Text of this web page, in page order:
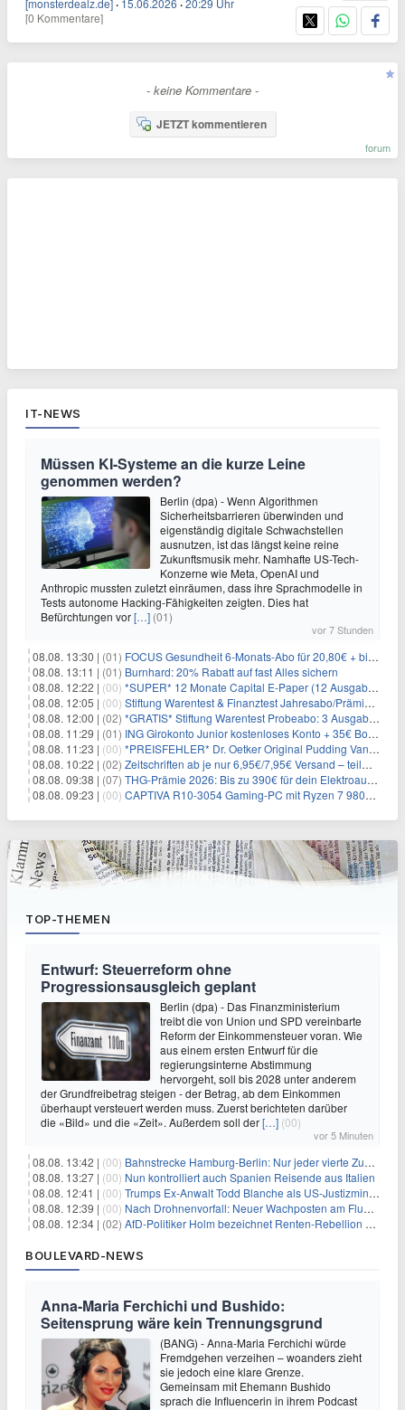
[monsterdealz.de] · 15.06.2026 ·20:29 Uhr
[0 Kommentare]
- keine Kommentare -
JETZT kommentieren
forum
IT-NEWS
Müssen KI-Systeme an die kurze Leine
genommen werden?
Berlin (dpa) - Wenn Algorithmen
Sicherheitsbarrieren überwinden und
eigenständig digitale Schwachstellen
ausnutzen, ist das längst keine reine
Zukunftsmusik mehr. Namhafte US-Tech-
Konzerne wie Meta, OpenAI und
Anthropic mussten zuletzt einräumen, dass ihre Sprachmodelle in
Tests autonome Hacking-Fähigkeiten zeigten. Dies hat
Befürchtungen vor[…] (01)
vor 7 Stunden
08.08. 13:30 | (01) FOCUS Gesundheit 6-Monats-Abo für 20,80€ + bis zu 20€ Prämie
08.08. 13:11 | (01) Burnhard: 20% Rabatt auf fast Alles sichern
08.08. 12:22 | (00) *SUPER* 12 Monate Capital E-Paper (12 Ausgaben) für NUR 7€ (statt 80,04€)
08.08. 12:05 | (00) Stiftung Warentest & Finanztest Jahresabo/Prämienabo für 35€ + Buchprämie
08.08. 12:00 | (02) *GRATIS* Stiftung Warentest Probeabo: 3 Ausgaben gratis im Wert von 25,20€
08.08. 11:29 | (01) ING Girokonto Junior kostenloses Konto + 35€ Bonus
08.08. 11:23 | (00) *PREISFEHLER* Dr. Oetker Original Pudding Vanille 22er-Pack für 2,97€
08.08. 10:22 | (02) Zeitschriften ab je nur 6,95€/7,95€ Versand – teilweise selbstkündigend!
08.08. 09:38 | (07) THG-Prämie 2026: Bis zu 390€ für dein Elektroauto mit geld-fuer-eAuto.de
08.08. 09:23 | (00) CAPTIVA R10-3054 Gaming-PC mit Ryzen 7 9800X3D und RTX 5080 für 2.599€
TOP-THEMEN
Entwurf: Steuerreform ohne
Progressionsausgleich geplant
Berlin (dpa) - Das Finanzministerium
treibt die von Union und SPD vereinbarte
Reform der Einkommensteuer voran. Wie
aus einem ersten Entwurf für die
regierungsinterne Abstimmung
hervorgeht, soll bis 2028 unter anderem
der Grundfreibetrag steigen - der Betrag, ab dem Einkommen
überhaupt versteuert werden muss. Zuerst berichteten darüber
die «Bild» und die «Zeit». Außerdem soll der[…] (00)
vor 5 Minuten
08.08. 13:42 | (00) Bahnstrecke Hamburg-Berlin: Nur jeder vierte Zug pünktlich
08.08. 13:27 | (00) Nun kontrolliert auch Spanien Reisende aus Italien
08.08. 12:41 | (00) Trumps Ex-Anwalt Todd Blanche als US-Justizminister bestätigt
08.08. 12:39 | (00) Nach Drohnenvorfall: Neuer Wachposten am Flughafen
08.08. 12:34 | (02) AfD-Politiker Holm bezeichnet Renten-Rebellion als "Rollenspiel"
BOULEVARD-NEWS
Anna-Maria Ferchichi und Bushido:
Seitensprung wäre kein Trennungsgrund
(BANG) - Anna-Maria Ferchichi würde
Fremdgehen verzeihen – woanders zieht
sie jedoch eine klare Grenze.
Gemeinsam mit Ehemann Bushido
sprach die Influencerin in ihrem Podcast